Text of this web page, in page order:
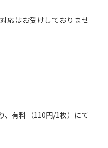
応はお受けしておりませ
、有料（110円/1枚）にて